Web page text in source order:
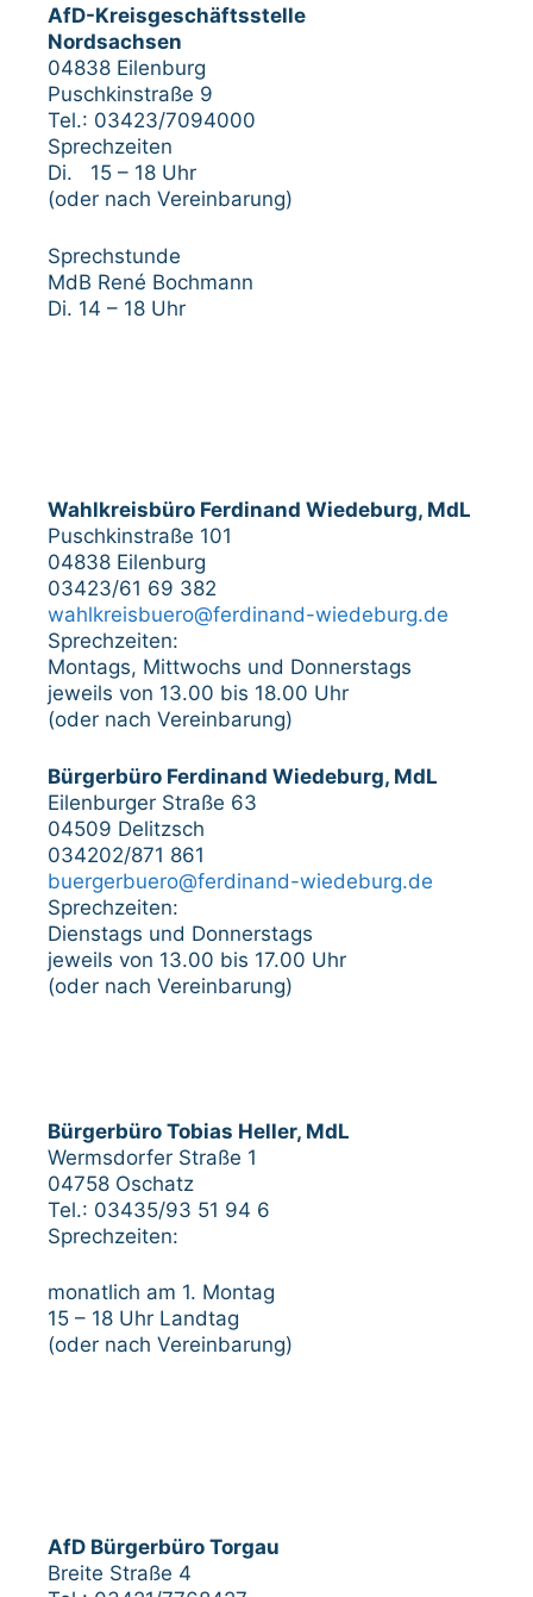
AfD-Kreisgeschäftsstelle
Nordsachsen
04838 Eilenburg
Puschkinstraße 9
Tel.: 03423/7094000
Sprechzeiten
Di. 15 – 18 Uhr
(oder nach Vereinbarung)
Sprechstunde
MdB René Bochmann
Di. 14 – 18 Uhr
Wahlkreisbüro Ferdinand Wiedeburg, MdL
Puschkinstraße 101
04838 Eilenburg
03423/61 69 382
wahlkreisbuero@ferdinand-wiedeburg.de
Sprechzeiten:
Montags, Mittwochs und Donnerstags
jeweils von 13.00 bis 18.00 Uhr
(oder nach Vereinbarung)
Bürgerbüro Ferdinand Wiedeburg, MdL
Eilenburger Straße 63
04509 Delitzsch
034202/871 861
buergerbuero@ferdinand-wiedeburg.de
Sprechzeiten:
Dienstags und Donnerstags
jeweils von 13.00 bis 17.00 Uhr
(oder nach Vereinbarung)
Bürgerbüro Tobias Heller, MdL
Wermsdorfer Straße 1
04758 Oschatz
Tel.: 03435/93 51 94 6
Sprechzeiten:
monatlich am 1. Montag
15 – 18 Uhr Landtag
(oder nach Vereinbarung)
AfD Bürgerbüro Torgau
Breite Straße 4